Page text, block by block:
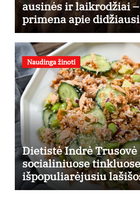
ausinės ir laikrodžiai
primena apie
finansines rizikas
Naudinga žinoti
Dietistė Indrė
socialiniuose tinkluose
išpopuliarėjusiu
receptu